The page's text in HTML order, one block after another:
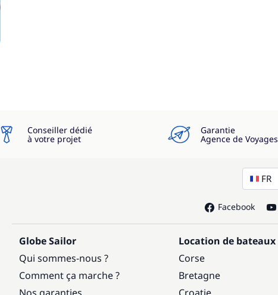
Conseiller dédié
à votre projet
Garantie
Agence de Voyages
FR
Facebook
Globe Sailor
Qui sommes-nous ?
Comment ça marche ?
Location de bateaux
Corse
Bretagne